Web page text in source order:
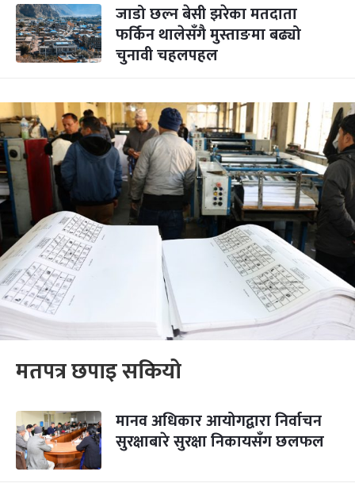
जाडो छल्न बेसी झरेका मतदाता
फर्किन थालेसँगै मुस्ताङमा बढ्यो
चुनावी चहलपहल
मतपत्र छपाइ सकियो
मानव अधिकार आयोगद्वारा निर्वाचन
सुरक्षाबारे सुरक्षा निकायसँग छलफल